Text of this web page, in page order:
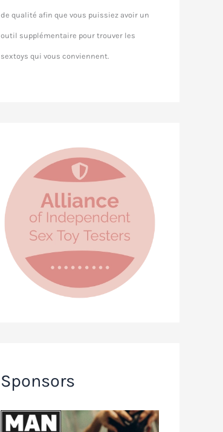
de qualité afin que vous puissiez avoir un
outil supplémentaire pour trouver les
sextoys qui vous conviennent.
Sponsors